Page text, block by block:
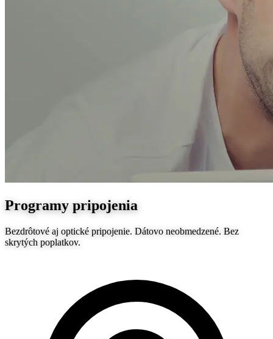
Programy pripojenia
Bezdrôtové aj optické pripojenie. Dátovo neobmedzené. Bez
skrytých poplatkov.